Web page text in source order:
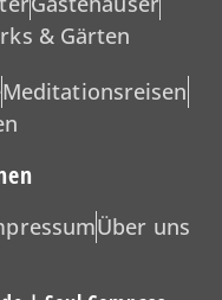
& Gärten
Meditationsreisen
Über uns